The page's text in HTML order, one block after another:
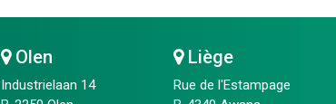
Olen
Industrielaan 14
Liège
Rue de l'Estampage